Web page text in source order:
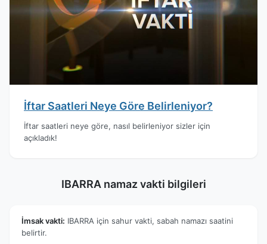
İftar Saatleri Neye Göre Belirleniyor?
İftar saatleri neye göre, nasıl belirleniyor sizler için
açıkladık!
IBARRA namaz vakti bilgileri
İmsak vakti: IBARRA için sahur vakti, sabah namazı saatini
belirtir.